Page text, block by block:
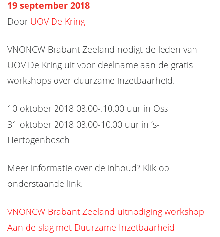
19 september 2018
Door UOV De Kring
VNONCW Brabant Zeeland nodigt de leden van
UOV De Kring uit voor deelname aan de gratis
workshops over duurzame inzetbaarheid.
10 oktober 2018 08.00-.10.00 uur in Oss
31 oktober 2018 08.00-10.00 uur in ‘s-
Hertogenbosch
Meer informatie over de inhoud? Klik op
onderstaande link.
VNONCW Brabant Zeeland uitnodiging workshop
Aan de slag met Duurzame Inzetbaarheid